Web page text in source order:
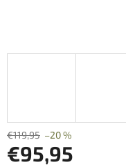
€119,95 –20 %
€95,95